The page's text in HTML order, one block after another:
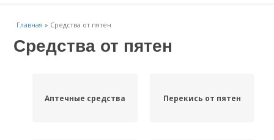
Главная » Средства от пятен
Средства от пятен
Аптечные средства Перекись от пятен